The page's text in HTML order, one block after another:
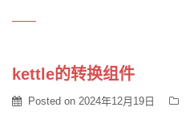
kettle的转换组件
Posted on 2024年12月19日